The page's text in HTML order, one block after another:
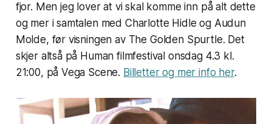
fjor. Men jeg lover at vi skal komme inn på alt dette
og mer i samtalen med Charlotte Hidle og Audun
Molde, før visningen av The Golden Spurtle. Det
skjer altså på Human filmfestival onsdag 4.3 kl.
21:00, på Vega Scene. Billetter og mer info her.